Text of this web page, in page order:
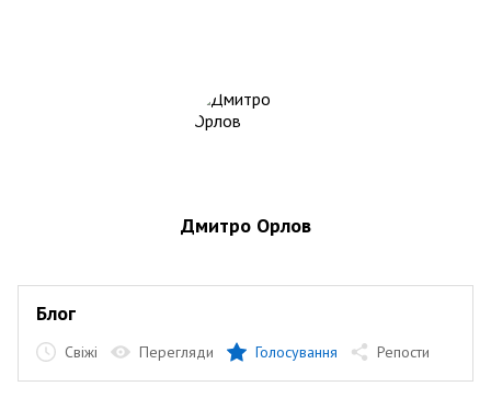
Дмитро Орлов
Блог
Свіжі Перегляди Голосування Репости